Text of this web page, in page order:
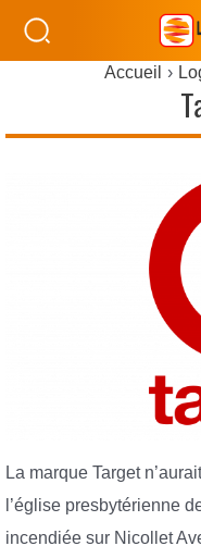
Accueil
La marque Target
l’église presbytérienne
incendiée sur Nicollet